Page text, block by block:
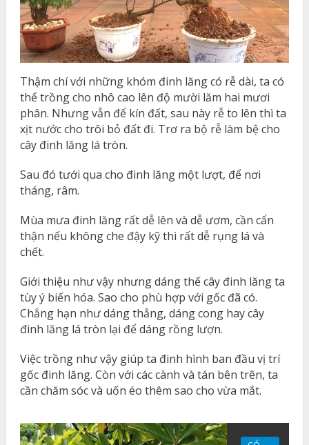
Thậm chí với những khóm đinh lăng có rễ dài, ta có
thể trồng cho nhô cao lên độ mười lăm hai mươi
phân. Nhưng vẫn để kín đất, sau này rễ to lên thì ta
xịt nước cho trôi bỏ đất đi. Trơ ra bộ rễ làm bệ cho
cây đinh lăng lá tròn.
Sau đó tưới qua cho đinh lăng một lượt, để nơi
tháng, râm.
Mùa mưa đinh lăng rất dễ lên và dễ ươm, cần cẩn
thận nếu không che đậy kỹ thì rất dễ rụng lá và
chết.
Giới thiệu như vậy nhưng dáng thế cây đinh lăng ta
tùy ý biến hóa. Sao cho phù hợp với gốc đã có.
Chẳng hạn như dáng thẳng, dáng cong hay cây
đinh lăng lá tròn lại để dáng rồng lượn.
Việc trồng như vậy giúp ta đinh hình ban đầu vị trí
gốc đinh lăng. Còn với các cành và tán bên trên, ta
cần chăm sóc và uốn éo thêm sao cho vừa mắt.